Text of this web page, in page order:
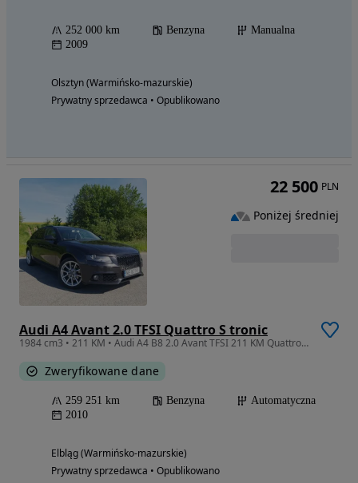
252 000 km Benzyna
Manualna
2009
Olsztyn (Warmińsko-mazurskie)
Prywatny sprzedawca • Opublikowano
Audi A4 Avant 2.0 TFSI Quattro S tronic
1984 cm3 • 211 KM • Audi A4 B8 2.0 Avant TFSI 211 KM Quattro S tronic
Zweryfikowane dane
259 251 km Benzyna
Automatyczna
2010
Elbląg (Warmińsko-mazurskie)
Prywatny sprzedawca • Opublikowano
22 500 PLN
Poniżej średniej